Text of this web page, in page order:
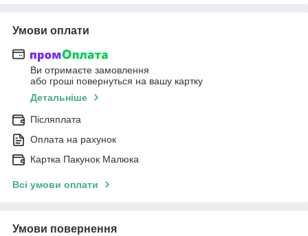
Умови оплати
Ви отримаєте замовлення
або гроші повернуться на вашу картку
Детальніше
Післяплата
Оплата на рахунок
Картка Пакунок Малюка
Всі умови оплати
Умови повернення